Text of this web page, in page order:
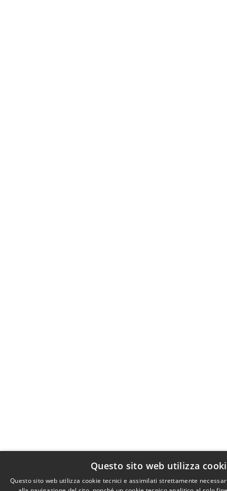
Questo sito web utilizza
Questo sito web utilizza cookie tecnici e assimilati strettamente